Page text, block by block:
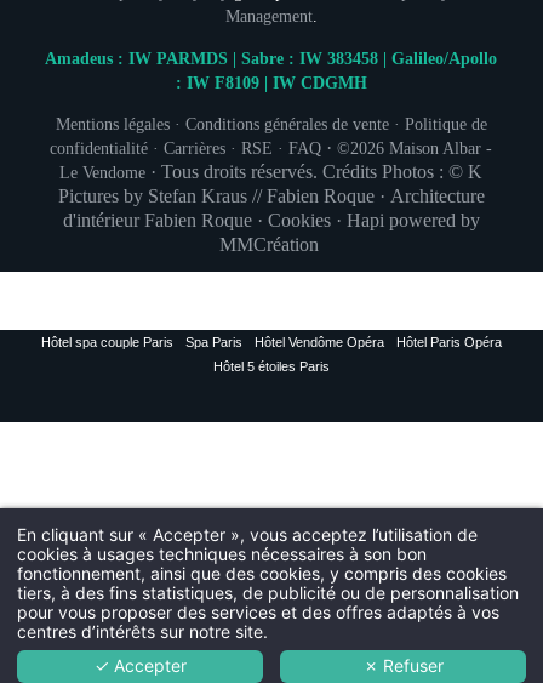
Management.
Amadeus : IW PARMDS | Sabre : IW 383458 | Galileo/Apollo
: IW F8109 | IW CDGMH
Mentions légales· Conditions générales de vente· Politique de
confidentialité ·Carrières ·RSE ·FAQ · ©2026 Maison Albar -
Le Vendome · Tous droits réservés. Crédits Photos : © K
Pictures by Stefan Kraus // Fabien Roque · Architecture
d'intérieurFabien Roque· Cookies· Hapipowered by
MMCréation
Hôtel spa couple Paris Spa Paris Hôtel Vendôme Opéra
Hôtel Paris Opéra
Hôtel 5 étoiles Paris
INSCRIPTION À
En cliquant sur « Accepter », vous acceptez l’utilisation de
cookies à usages techniques nécessaires à son bon
fonctionnement, ainsi que des cookies, y compris des cookies
tiers, à des fins statistiques, de publicité ou de personnalisation
pour vous proposer des services et des offres adaptés à vos
centres d’intérêts sur notre site.
✓ Accepter
✗ Refuser